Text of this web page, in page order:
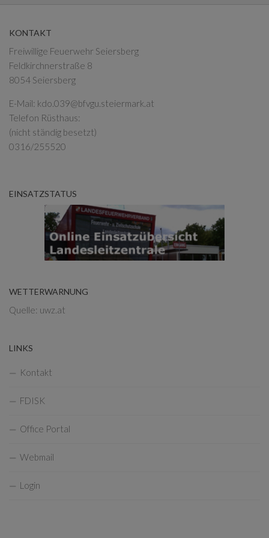
KONTAKT
Freiwillige Feuerwehr Seiersberg
Feldkirchnerstraße 8
8054 Seiersberg
E-Mail: kdo.039@bfvgu.steiermark.at
Telefon Rüsthaus:
(nicht ständig besetzt)
0316/255520
EINSATZSTATUS
WETTERWARNUNG
Quelle: uwz.at
LINKS
Kontakt
FDISK
Office Portal
Webmail
Login